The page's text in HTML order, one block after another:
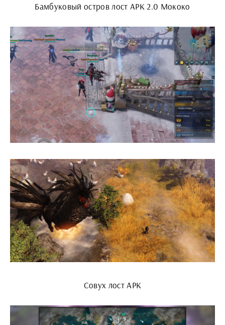
Бамбуковый остров лост АРК 2.0 Мококо
Совух лост АРК